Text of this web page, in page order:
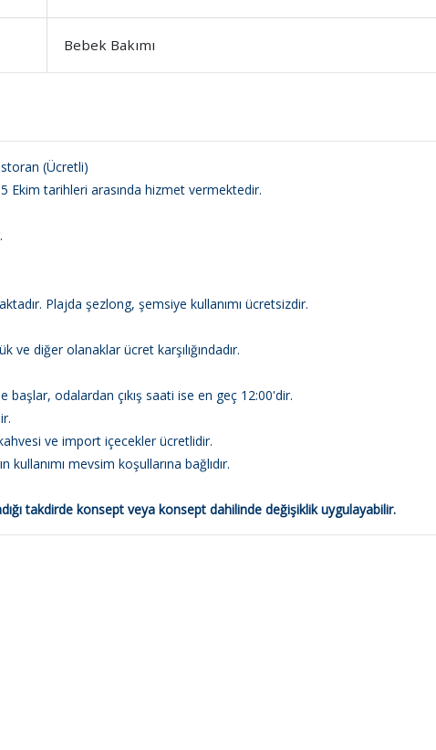
Bebek Bakımı
(Ücretli)
Ekim tarihleri arasında hizmet vermektedir.
Plajda şezlong, şemsiye kullanımı ücretsizdir.
diğer olanaklar ücret karşılığındadır.
başlar, odalardan çıkış saati ise en geç 12:00'dir.
ve import içecekler ücretlidir.
kullanımı mevsim koşullarına bağlıdır.
takdirde konsept veya konsept dahilinde değişiklik uygulayabilir.